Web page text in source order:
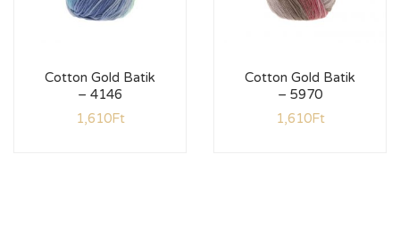
Cotton Gold Batik
– 4146
1,610Ft
Cotton Gold Batik
– 5970
1,610Ft